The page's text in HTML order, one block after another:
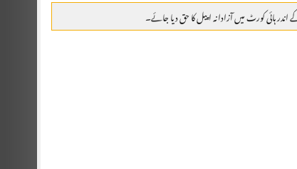
سعودی عرب اور ترکیہ کا دفاعی تعاون مزید مضبوط